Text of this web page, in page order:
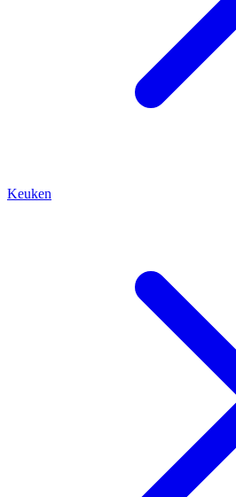
Keuken